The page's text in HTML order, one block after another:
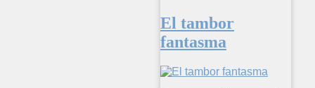
El tambor
fantasma